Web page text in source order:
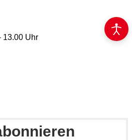
13.00 Uhr